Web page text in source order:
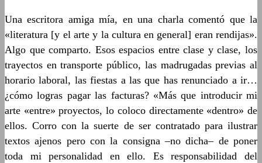
Una escritora amiga mía, en una charla comentó que la
«literatura [y el arte y la cultura en general] eran rendijas».
Algo que comparto. Esos espacios entre clase y clase, los
trayectos en transporte público, las madrugadas previas al
horario laboral, las fiestas a las que has renunciado a ir…
¿cómo logras pagar las facturas? «Más que introducir mi
arte «entre» proyectos, lo coloco directamente «dentro» de
ellos. Corro con la suerte de ser contratado para ilustrar
textos ajenos pero con la consigna –no dicha– de poner
toda mi personalidad en ello. Es responsabilidad del